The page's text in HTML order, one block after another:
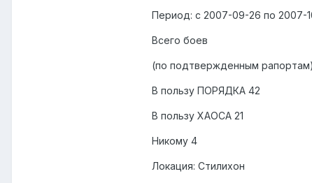
Период: с 2007-09-26 по 2007-
Всего боев
(по подтвержденным
В пользу ПОРЯДКА 42
В пользу ХАОСА 21
Никому 4
Локация: Стилихон